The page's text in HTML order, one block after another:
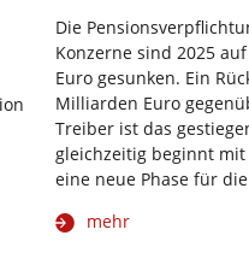
Die
Konzerne sind 2025
Euro gesunken. Ein
Milliarden Euro
Treiber ist das
gleichzeitig beginnt
eine neue Phase für
mehr